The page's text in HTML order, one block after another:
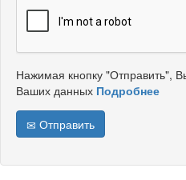
Нажимая кнопку "Отправить",
Ваших данных Подробнее
Отправить